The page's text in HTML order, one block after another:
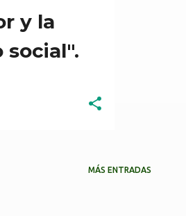
y la
social".
MÁS ENTRADAS